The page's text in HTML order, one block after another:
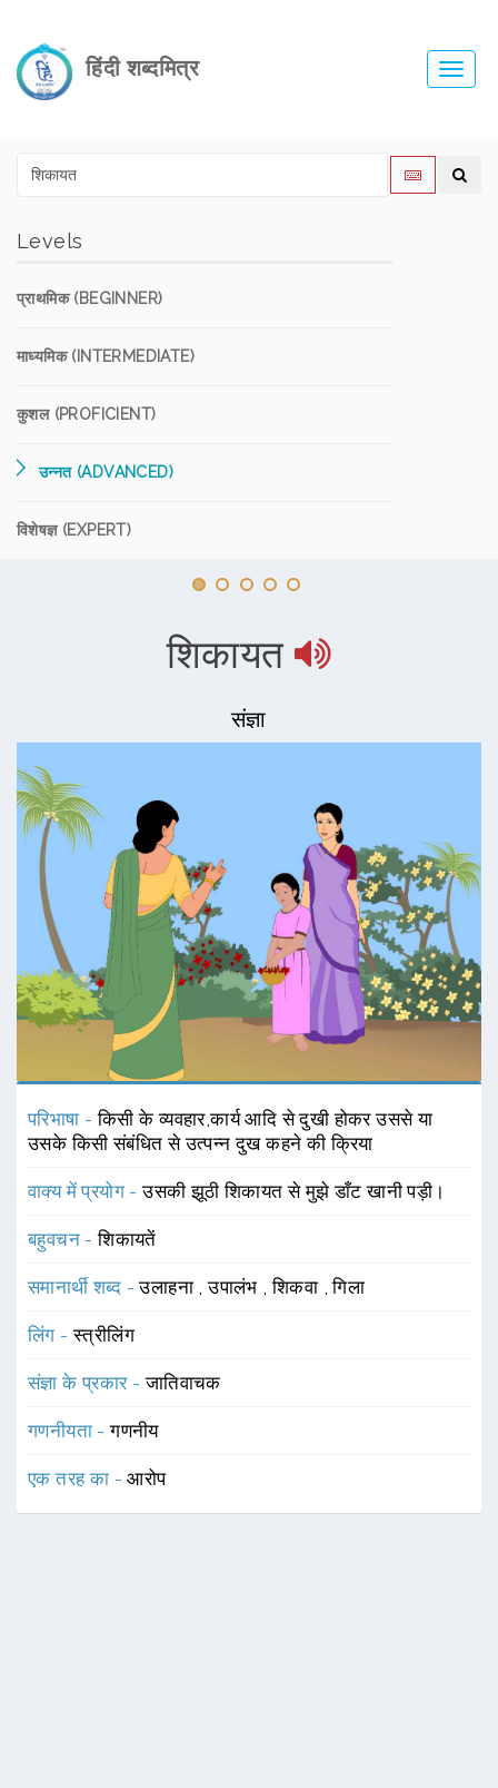
हिंदी शब्दमित्र
Levels
प्राथमिक (BEGINNER)
माध्यमिक (INTERMEDIATE)
कुशल (PROFICIENT)
उन्नत (ADVANCED)
विशेषज्ञ (EXPERT)
शिकायत
संज्ञा
परिभाषा -किसी के व्यवहार,कार्य आदि से दुखी होकर उससे या
उसके किसी संबंधित से उत्पन्न दुख कहने की क्रिया
वाक्य में प्रयोग -उसकी झूठी शिकायत से मुझे डाँट खानी पड़ी।
बहुवचन -शिकायतें
समानार्थी शब्द -उलाहना ,उपालंभ ,शिकवा ,गिला
लिंग -स्त्रीलिंग
संज्ञा के प्रकार -जातिवाचक
गणनीयता -गणनीय
एक तरह का -आरोप